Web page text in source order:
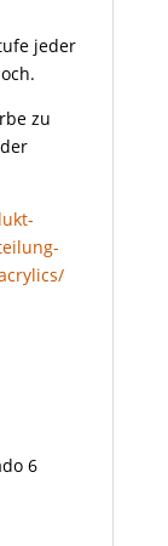
jeder
zu
6